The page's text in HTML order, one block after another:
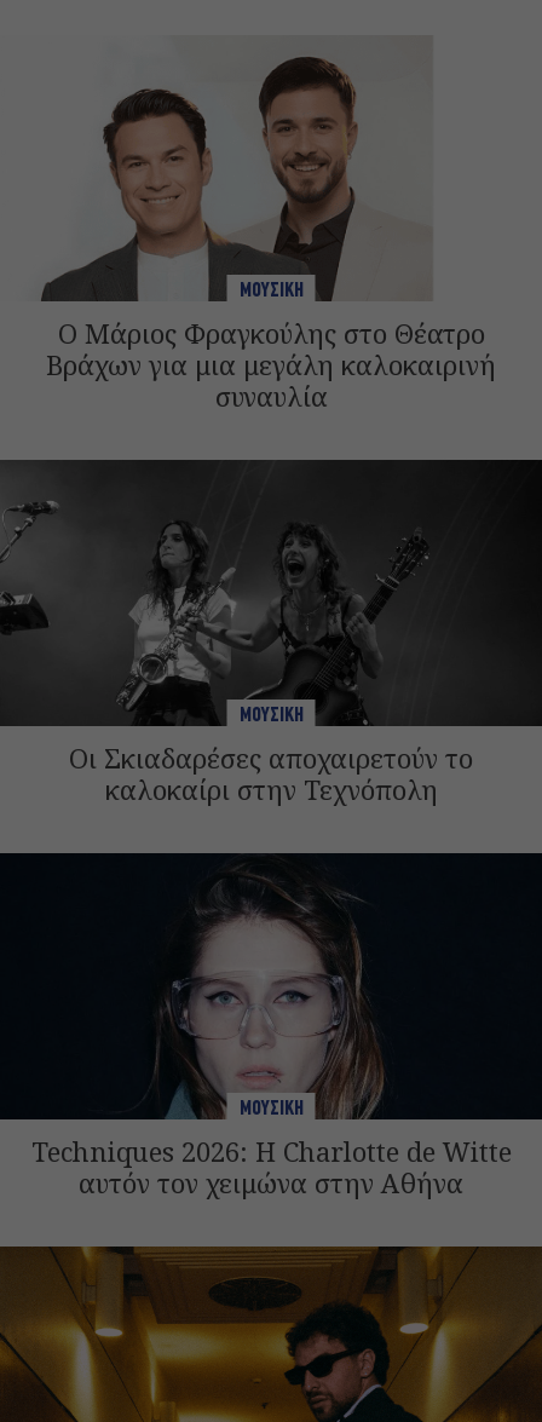
ΜΟΥΣΙΚΗ
Ο Μάριος Φραγκούλης στο Θέατρο
Βράχων για μια μεγάλη καλοκαιρινή
συναυλία
ΜΟΥΣΙΚΗ
Οι Σκιαδαρέσες αποχαιρετούν το
καλοκαίρι στην Τεχνόπολη
ΜΟΥΣΙΚΗ
Techniques 2026: Η Charlotte de Witte
αυτόν τον χειμώνα στην Αθήνα